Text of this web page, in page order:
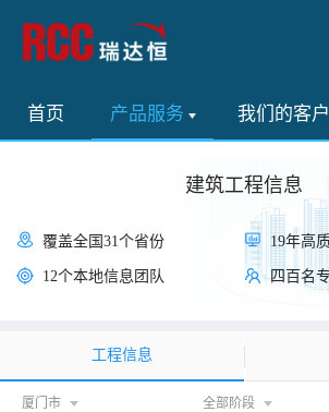
首页 产品服务 我们的客户
建筑工程信息
覆盖全国31个省份
12个本地信息团队
19年高
四百名
工程信息
厦门市 全部阶段